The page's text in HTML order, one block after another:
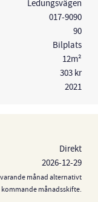
Ledungsvägen
017-9090
90
Bilplats
12m²
303 kr
2021
Direkt
2026-12-29
månad alternativt
kommande månadsskifte.